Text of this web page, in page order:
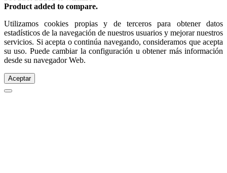
Product added to compare.
Utilizamos cookies propias y de terceros para obtener datos
estadísticos de la navegación de nuestros usuarios y mejorar nuestros
servicios. Si acepta o continúa navegando, consideramos que acepta
su uso. Puede cambiar la configuración u obtener más información
desde su navegador Web.
Aceptar